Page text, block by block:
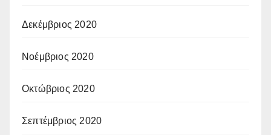
Δεκέμβριος 2020
Νοέμβριος 2020
Οκτώβριος 2020
Σεπτέμβριος 2020